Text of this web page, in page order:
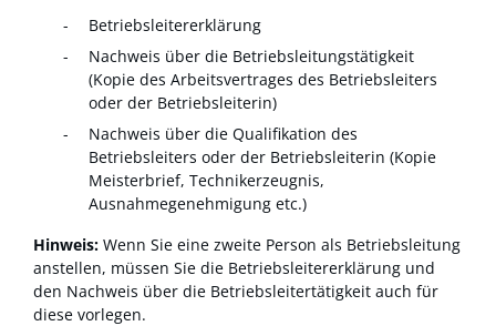
Betriebsleitererklärung
Nachweis über die Betriebsleitungstätigkeit
(Kopie des Arbeitsvertrages des Betriebsleiters
oder der Betriebsleiterin)
Nachweis über die Qualifikation des
Betriebsleiters oder der Betriebsleiterin (Kopie
Meisterbrief, Technikerzeugnis,
Ausnahmegenehmigung etc.)
Hinweis: Wenn Sie eine zweite Person als Betriebsleitung
anstellen, müssen Sie die Betriebsleitererklärung und
den Nachweis über die Betriebsleitertätigkeit auch für
diese vorlegen.